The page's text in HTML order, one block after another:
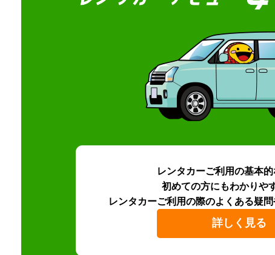
レンタカーご利用の基本
初めての方にもわかりや
レンタカーご利用の際のよくある疑問
詳しく見る